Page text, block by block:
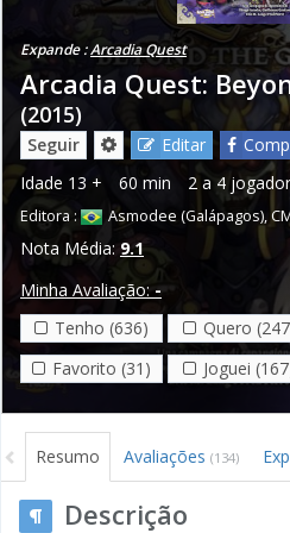
Expande :Arcadia Quest
Arcadia Quest:
(2015)
Seguir Editar
Idade 13 + 60 min 2 a 4
Editora : Asmodee (Galápagos),
Nota Média:9.1
Minha Avaliação: -
Tenho (636)
Quero
Favorito (31)
Joguei
Resumo Avaliações (134)
Descrição